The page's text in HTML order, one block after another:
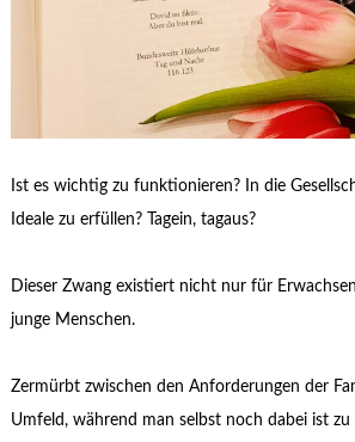
Ist es wichtig zu funktionieren? In die
Ideale zu erfüllen? Tagein, tagaus?
Dieser Zwang existiert nicht nur für
junge Menschen.
Zermürbt zwischen den Anforderungen der
Umfeld, während man selbst noch dabei ist zu